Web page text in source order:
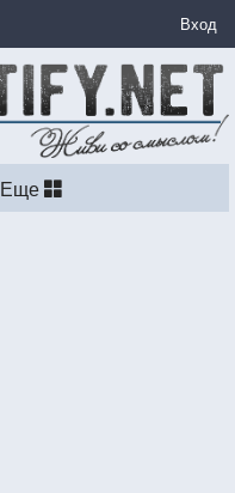
Вход
Еще